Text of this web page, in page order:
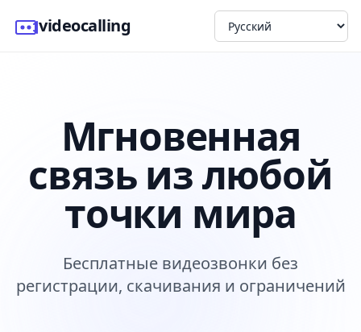
videocalling
Мгновенная
связь из любой
точки мира
Бесплатные видеозвонки без
регистрации, скачивания и ограничений